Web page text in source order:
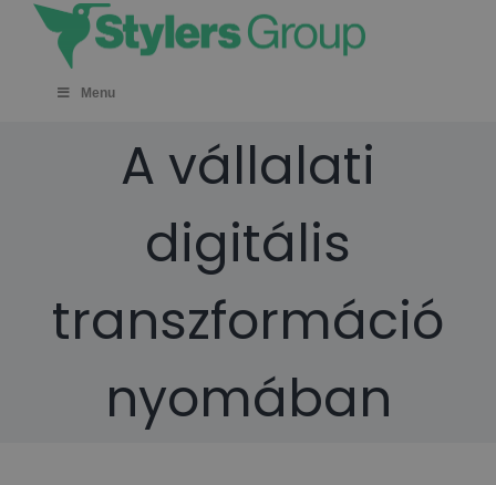
Skip
content
Menu
A vállalati
digitális
transzformáció
nyomában